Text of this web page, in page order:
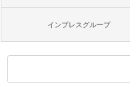
インプレスグループ